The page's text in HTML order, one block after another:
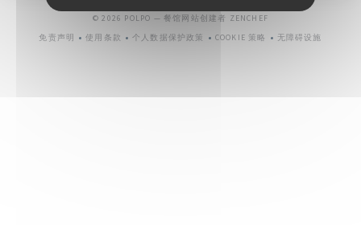
© 2026 POLPO — 餐馆网站创建者 ZENCHEF
免责声明
使用条款
个人数据保护政策
COOKIE 策略
无障碍设施